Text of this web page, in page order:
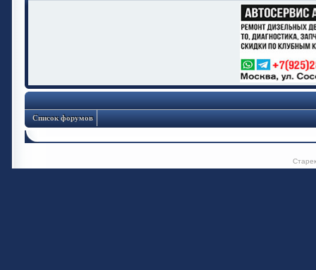
Список форумов